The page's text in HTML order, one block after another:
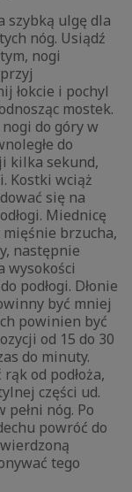
szybką ulgę dla
nóg. Usiądź
nogi
łokcie i pochyl
mostek.
do góry w
do
kilka sekund,
Kostki wciąż
się na
Miednicę
brzucha,
następnie
wysokości
podłogi. Dłonie
być mniej
powinien być
od 15 do 30
do minuty.
od podłoża,
części ud.
nóg. Po
powróć do
tego